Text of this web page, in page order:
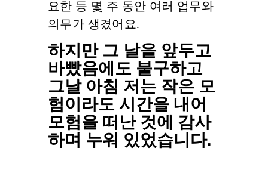
요한 등 몇 주 동안 여러 업무와
의무가 생겼어요.
하지만 그 날을 앞두고
바빴음에도 불구하고
그날 아침 저는 작은 모
험이라도 시간을 내어
모험을 떠난 것에 감사
하며 누워 있었습니다.